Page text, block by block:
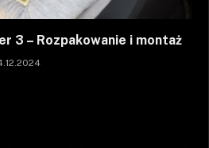
3 – Rozpakowanie i montaż